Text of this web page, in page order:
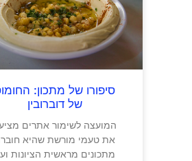
סיפורו של מתכון:
של דוברובין
המועצה לשימור אתרים
את טעמי מורשת שהיא
מתכונים מראשית הציונות